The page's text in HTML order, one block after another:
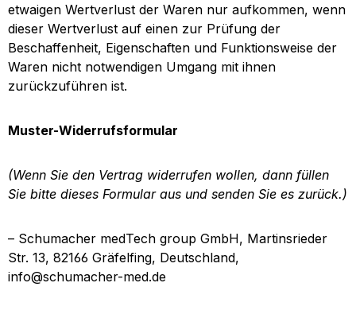
etwaigen Wertverlust der Waren nur aufkommen, wenn
dieser Wertverlust auf einen zur Prüfung der
Beschaffenheit, Eigenschaften und Funktionsweise der
Waren nicht notwendigen Umgang mit ihnen
zurückzuführen ist.
Muster-Widerrufsformular
(Wenn Sie den Vertrag widerrufen wollen, dann füllen
Sie bitte dieses Formular aus und senden Sie es zurück.)
– Schumacher medTech group GmbH, Martinsrieder
Str. 13, 82166 Gräfelfing, Deutschland,
info@schumacher-med.de